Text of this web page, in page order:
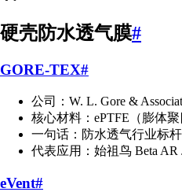
硬壳防水透气膜#
GORE-TEX#
公司：W. L. Gore &
核心材料：ePTFE（膨体
一句话：防水透气行业标杆
代表应用：始祖鸟 Beta AR
eVent#